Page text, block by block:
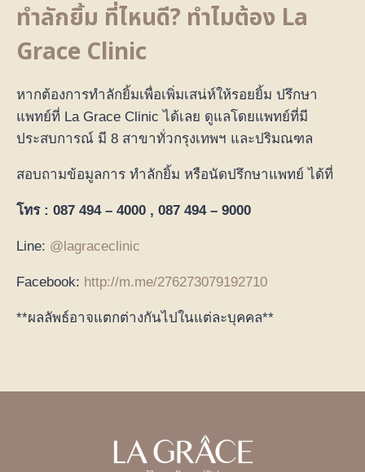
ทำลักยิ้ม ที่ไหนดี? ทำไมต้อง La
Grace Clinic
หากต้องการทำลักยิ้มเพื่อเพิ่มเสน่ห์ให้รอยยิ้ม ปรึกษา
แพทย์ที่ La Grace Clinic ได้เลย ดูแลโดยแพทย์ที่มี
ประสบการณ์ มี 8 สาขาทั่วกรุงเทพฯ และปริมณฑล
สอบถามข้อมูลการ ทำลักยิ้ม หรือนัดปรึกษาแพทย์ ได้ที่
โทร : 087 494 – 4000 , 087 494 – 9000
Line: @lagraceclinic
Facebook: http://m.me/276273079192710
**ผลลัพธ์อาจแตกต่างกันไปในแต่ละบุคคล**